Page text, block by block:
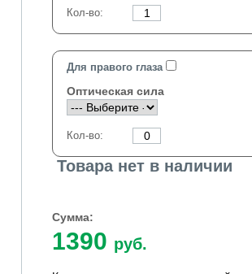
Кол-во:
Для правого глаза
Оптическая сила
Кол-во:
Товара нет в наличии
Сумма:
1390 руб.